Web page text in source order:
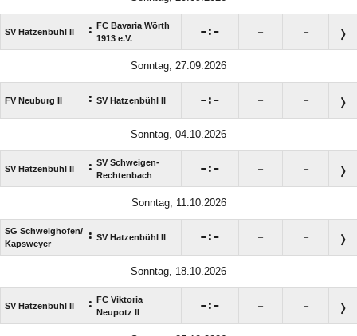
SV Hatzenbühl II : FC Bavaria Wörth
1913 e.V.
: – –
Sonntag, 27.09.2026
FV Neuburg II : SV Hatzenbühl II : – –
Sonntag, 04.10.2026
SV Hatzenbühl II : SV Schweigen-
Rechtenbach
: – –
Sonntag, 11.10.2026
SG Schweighofen/​
Kapsweyer
: SV Hatzenbühl II : – –
Sonntag, 18.10.2026
SV Hatzenbühl II : FC Viktoria
Neupotz II
: – –